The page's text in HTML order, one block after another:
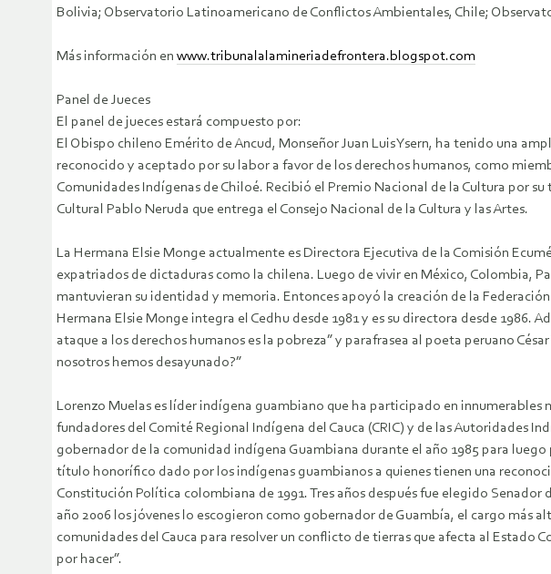
Bolivia; Observatorio Latinoamericano de Conflictos Ambientales, Chile;
Más información en www.tribunalalamineriadefrontera.blogspot.com
Panel de Jueces
El panel de jueces estará compuesto por:
El Obispo chileno Emérito de Ancud, Monseñor Juan Luis Ysern, ha tenido una
reconocido y aceptado por su labor a favor de los derechos humanos, como
Comunidades Indígenas de Chiloé. Recibió el Premio Nacional de la Cultura por
Cultural Pablo Neruda que entrega el Consejo Nacional de la Cultura y las Artes.
La Hermana Elsie Monge actualmente es Directora Ejecutiva de la Comisión
expatriados de dictaduras como la chilena. Luego de vivir en México, Colombia,
mantuvieran su identidad y memoria. Entonces apoyó la creación de la
Hermana Elsie Monge integra el Cedhu desde 1981 y es su directora desde 1986.
ataque a los derechos humanos es la pobreza” y parafrasea al poeta peruano
nosotros hemos desayunado?”
Lorenzo Muelas es líder indígena guambiano que ha participado en
fundadores del Comité Regional Indígena del Cauca (CRIC) y de las Autoridades
gobernador de la comunidad indígena Guambiana durante el año 1985 para
título honorífico dado por los indígenas guambianos a quienes tienen una
Constitución Política colombiana de 1991. Tres años después fue elegido
año 2006 los jóvenes lo escogieron como gobernador de Guambía, el cargo más
comunidades del Cauca para resolver un conflicto de tierras que afecta al Estado
por hacer”.